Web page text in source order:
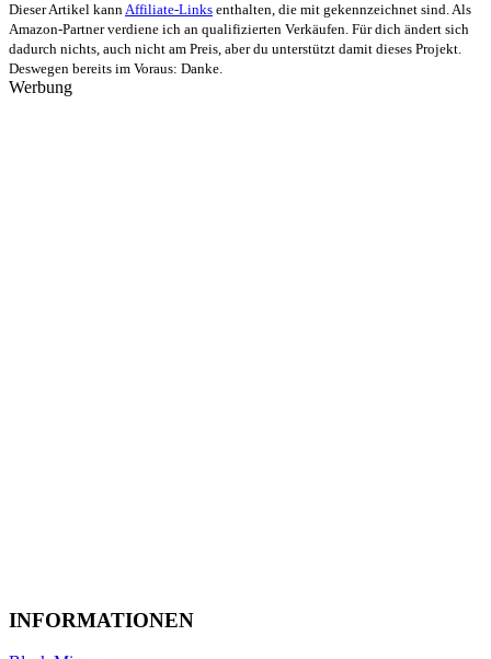
Dieser Artikel kannAffiliate-Links enthalten, die mit gekennzeichnet sind. Als
Amazon-Partner verdiene ich an qualifizierten Verkäufen. Für dich ändert sich
dadurch nichts, auch nicht am Preis, aber du unterstützt damit dieses Projekt.
Deswegen bereits im Voraus: Danke.
Werbung
INFORMATIONEN